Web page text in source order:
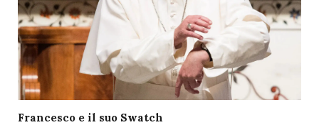
Francesco e il suo Swatch